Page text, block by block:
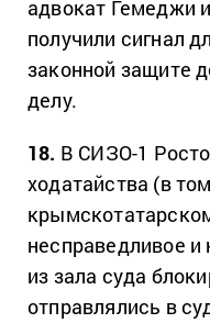
адвокат Гемеджи
получили сигнал
законной защите
делу.
18. В СИЗО-1
ходатайства (в
несправедливое и
из зала суда
отправлялись в